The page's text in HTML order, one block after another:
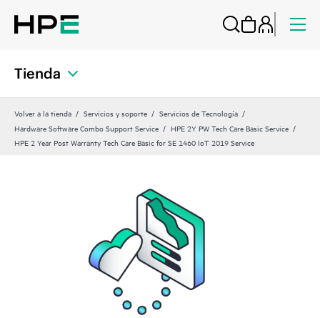
Tienda
Volver a la tienda Servicios y soporte
Servicios de Tecnología
Hardware Software Combo Support Service
HPE 2Y PW Tech Care Basic Service
HPE 2 Year Post Warranty Tech Care Basic for SE 1460 IoT 2019 Service